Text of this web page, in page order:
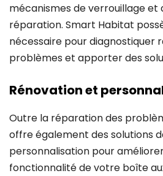
mécanismes de verrouillage et
réparation. Smart Habitat
nécessaire pour diagnostiquer
problèmes et apporter des
Rénovation et
Outre la réparation des
offre également des solutions
personnalisation pour
fonctionnalité de votre boîte